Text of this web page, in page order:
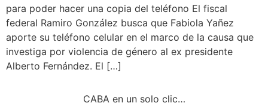
para poder hacer una copia del teléfono El fiscal
federal Ramiro González busca que Fabiola Yañez
aporte su teléfono celular en el marco de la causa que
investiga por violencia de género al ex presidente
Alberto Fernández. El […]
CABA en un solo clic…